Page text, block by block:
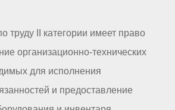
труду II категории имеет право
организационно-технических
для исполнения
и предоставление